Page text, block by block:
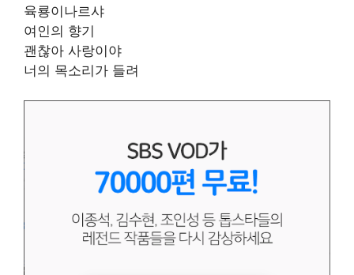
육룡이나르샤
여인의 향기
괜찮아 사랑이야
너의 목소리가 들려